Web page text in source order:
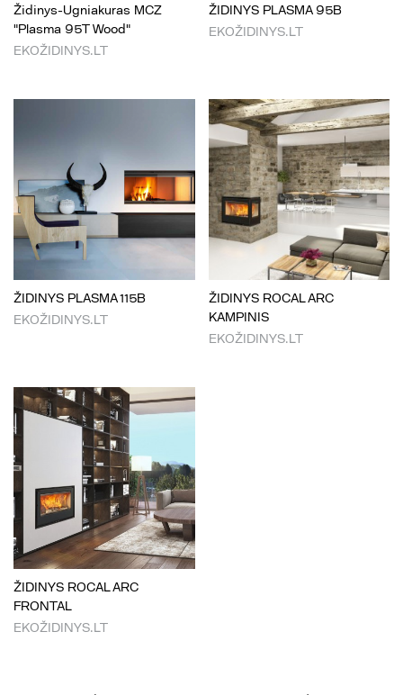
Židinys-Ugniakuras MCZ
"Plasma 95T Wood"
EKOŽIDINYS.LT
ŽIDINYS PLASMA 95B
EKOŽIDINYS.LT
ŽIDINYS PLASMA 115B
EKOŽIDINYS.LT
ŽIDINYS ROCAL ARC
KAMPINIS
EKOŽIDINYS.LT
ŽIDINYS ROCAL ARC
FRONTAL
EKOŽIDINYS.LT